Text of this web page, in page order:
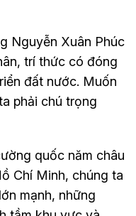
Nguyễn Xuân Phúc
trí thức có đóng
đất nước. Muốn
phải chú trọng
quốc năm châu
Chí Minh, chúng ta
mạnh, những